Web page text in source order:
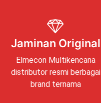
Jaminan Original
Elmecon Multikencana
distributor resmi berbagai
brand ternama